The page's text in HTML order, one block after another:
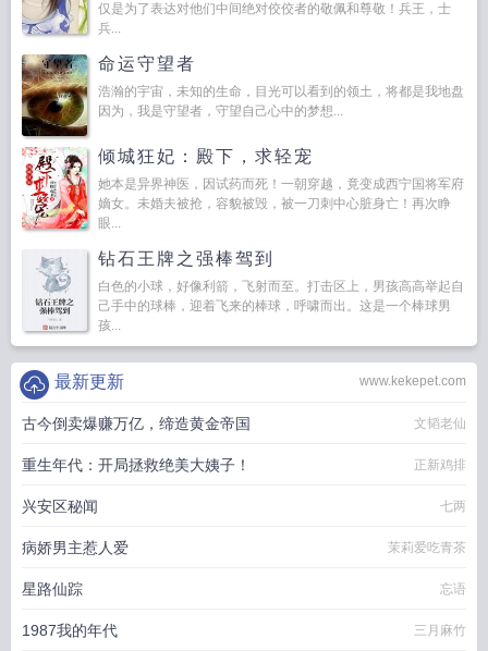
仅是为了表达对他们中间绝对佼佼者的敬佩和尊敬！兵王，士
兵...
命运守望者
浩瀚的宇宙，未知的生命，目光可以看到的领土，将都是我地盘
因为，我是守望者，守望自己心中的梦想...
倾城狂妃：殿下，求轻宠
她本是异界神医，因试药而死！一朝穿越，竟变成西宁国将军府
嫡女。未婚夫被抢，容貌被毁，被一刀刺中心脏身亡！再次睁
眼...
钻石王牌之强棒驾到
白色的小球，好像利箭，飞射而至。打击区上，男孩高高举起自
己手中的球棒，迎着飞来的棒球，呼啸而出。这是一个棒球男
孩...
www.kekepet.com
最新更新
古今倒卖爆赚万亿，缔造黄金帝国 文韬老仙
重生年代：开局拯救绝美大姨子！ 正新鸡排
兴安区秘闻 七两
病娇男主惹人爱 茉莉爱吃青茶
星路仙踪 忘语
1987我的年代 三月麻竹